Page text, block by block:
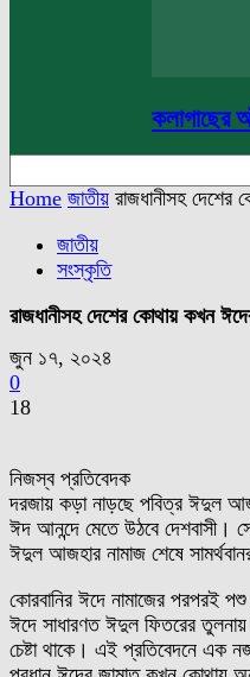
কলাগাছের
Home জাতীয় রাজধানীসহ দেশের
জাতীয়
সংস্কৃতি
রাজধানীসহ দেশের কোথায় কখন
জুন ১৭, ২০২৪
0
18
নিজস্ব প্রতিবেদক
দরজায় কড়া নাড়ছে পবিত্র ঈদুল
ঈদ আনন্দে মেতে উঠবে দেশবাসী।
ঈদুল আজহার নামাজ শেষে
কোরবানির ঈদে নামাজের পরপরই
ঈদে সাধারণত ঈদুল ফিতরের
চেষ্টা থাকে। এই প্রতিবেদনে এক